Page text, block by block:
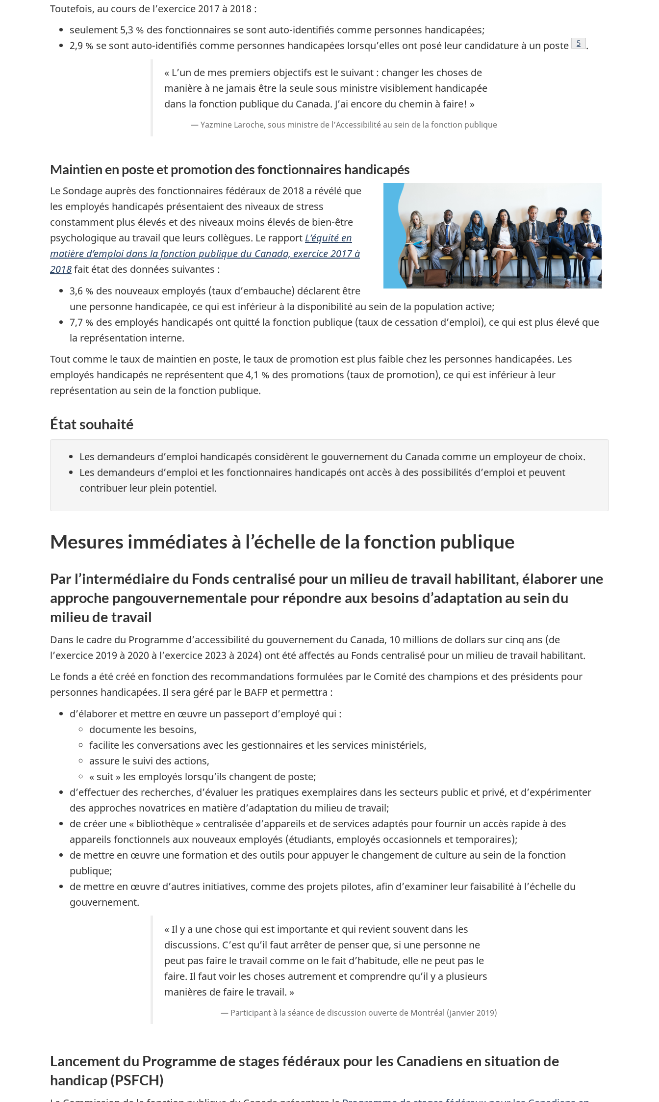
Toutefois, au cours de l’exercice 2017 à 2018 :
seulement 5,3 % des fonctionnaires se sont auto-identifiés comme personnes handicapées;
2,9 % se sont auto-identifiés comme personnes handicapées lorsqu’elles ont posé leur candidature à un poste
Voir la note en bas de
5 .
« L’un de mes premiers objectifs est le suivant : changer les choses de
manière à ne jamais être la seule sous ministre visiblement handicapée
dans la fonction publique du Canada. J’ai encore du chemin à faire! »
Yazmine Laroche, sous ministre de l’Accessibilité au sein de la fonction publique
Maintien en poste et promotion des fonctionnaires handicapés
Le Sondage auprès des fonctionnaires fédéraux de 2018 a révélé que
les employés handicapés présentaient des niveaux de stress
constamment plus élevés et des niveaux moins élevés de bien-être
psychologique au travail que leurs collègues. Le rapport L’équité en
matière d’emploi dans la fonction publique du Canada, exercice 2017 à
2018fait état des données suivantes :
3,6 % des nouveaux employés (taux d’embauche) déclarent être
une personne handicapée, ce qui est inférieur à la disponibilité au sein de la population active;
7,7 % des employés handicapés ont quitté la fonction publique (taux de cessation d’emploi), ce qui est plus élevé que
la représentation interne.
Tout comme le taux de maintien en poste, le taux de promotion est plus faible chez les personnes handicapées. Les
employés handicapés ne représentent que 4,1 % des promotions (taux de promotion), ce qui est inférieur à leur
représentation au sein de la fonction publique.
État souhaité
Les demandeurs d’emploi handicapés considèrent le gouvernement du Canada comme un employeur de choix.
Les demandeurs d’emploi et les fonctionnaires handicapés ont accès à des possibilités d’emploi et peuvent
contribuer leur plein potentiel.
Mesures immédiates à l’échelle de la fonction publique
Par l’intermédiaire du Fonds centralisé pour un milieu de travail habilitant, élaborer une
approche pangouvernementale pour répondre aux besoins d’adaptation au sein du
milieu de travail
Dans le cadre du Programme d’accessibilité du gouvernement du Canada, 10 millions de dollars sur cinq ans (de
l’exercice 2019 à 2020 à l’exercice 2023 à 2024) ont été affectés au Fonds centralisé pour un milieu de travail habilitant.
Le fonds a été créé en fonction des recommandations formulées par le Comité des champions et des présidents pour
personnes handicapées. Il sera géré par le BAFP et permettra :
d’élaborer et mettre en œuvre un passeport d’employé qui :
documente les besoins,
facilite les conversations avec les gestionnaires et les services ministériels,
assure le suivi des actions,
« suit » les employés lorsqu’ils changent de poste;
d’effectuer des recherches, d’évaluer les pratiques exemplaires dans les secteurs public et privé, et d’expérimenter
des approches novatrices en matière d’adaptation du milieu de travail;
de créer une « bibliothèque » centralisée d’appareils et de services adaptés pour fournir un accès rapide à des
appareils fonctionnels aux nouveaux employés (étudiants, employés occasionnels et temporaires);
de mettre en œuvre une formation et des outils pour appuyer le changement de culture au sein de la fonction
publique;
de mettre en œuvre d’autres initiatives, comme des projets pilotes, afin d’examiner leur faisabilité à l’échelle du
gouvernement.
« Il y a une chose qui est importante et qui revient souvent dans les
discussions. C’est qu’il faut arrêter de penser que, si une personne ne
peut pas faire le travail comme on le fait d’habitude, elle ne peut pas le
faire. Il faut voir les choses autrement et comprendre qu’il y a plusieurs
manières de faire le travail. »
Participant à la séance de discussion ouverte de Montréal (janvier 2019)
Lancement du Programme de stages fédéraux pour les Canadiens en situation de
handicap (PSFCH)